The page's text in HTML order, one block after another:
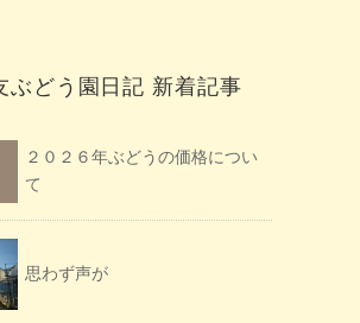
ぶどう園日記 新着記事
２０２６年ぶどうの価格につい
て
思わず声が